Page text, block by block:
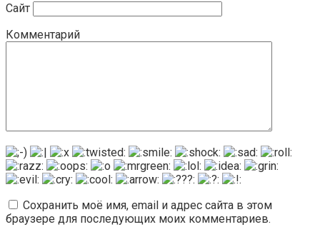
Сайт
Комментарий
Сохранить моё имя, email и адрес сайта в этом
браузере для последующих моих комментариев.